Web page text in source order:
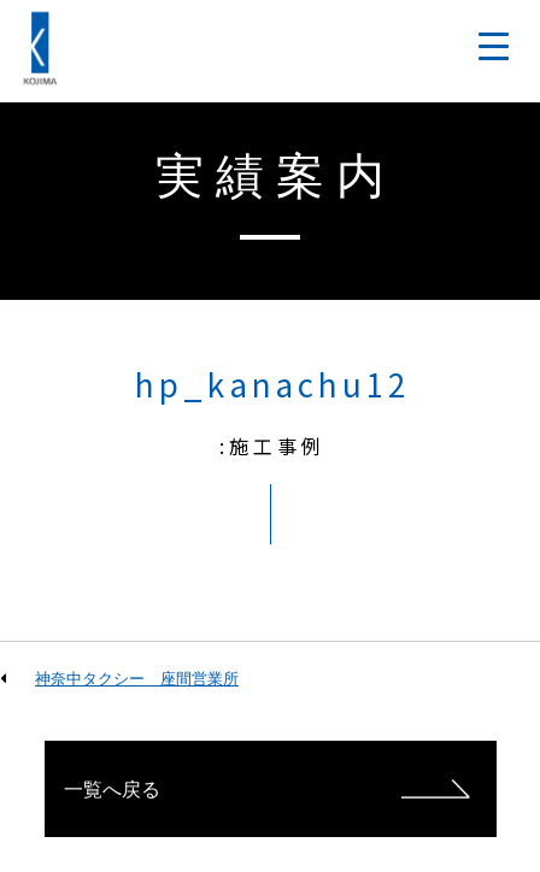
実績案内
hp_kanachu12
:施工事例
神奈中タクシー 座間営業所
一覧へ戻る